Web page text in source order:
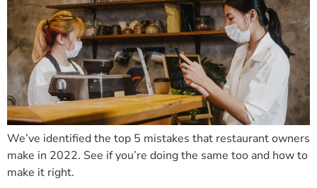
We’ve identified the top 5 mistakes that restaurant owners
make in 2022. See if you’re doing the same too and how to
make it right.